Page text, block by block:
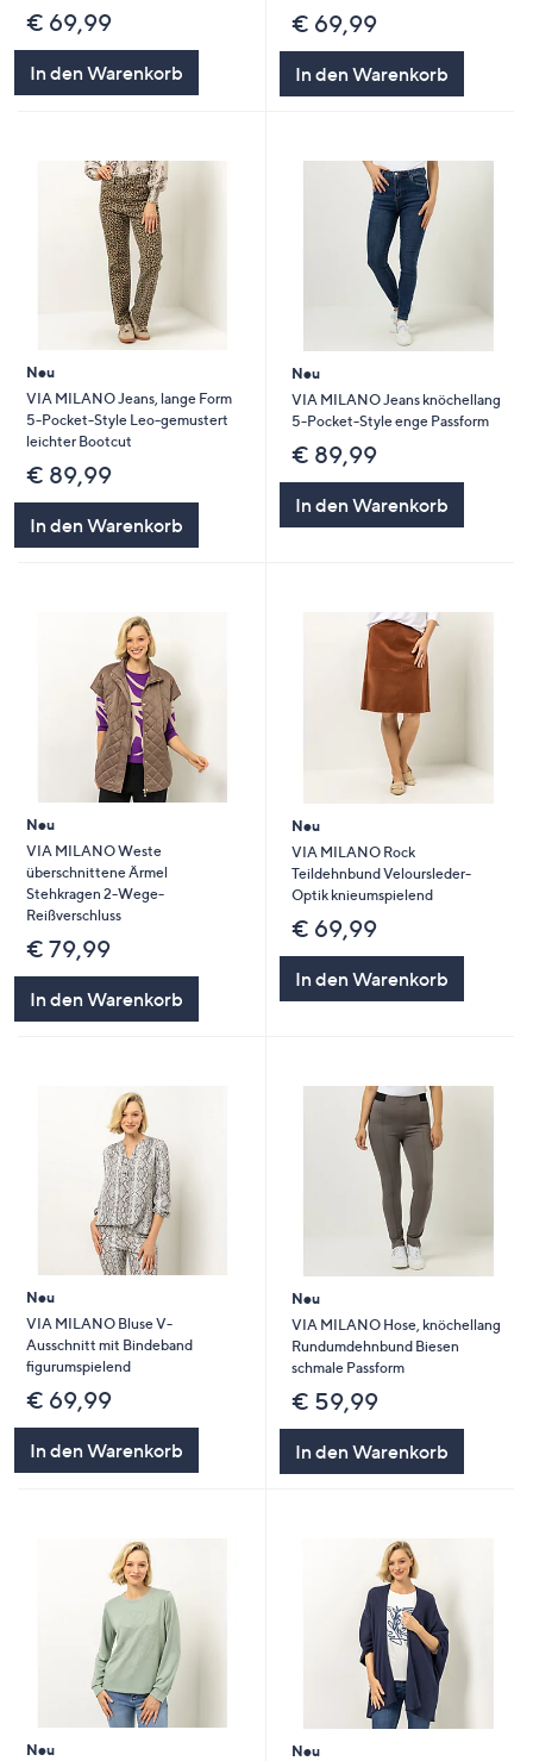
€ 69,99
In den Warenkorb
€ 69,99
In den Warenkorb
Neu
VIA MILANO Jeans, lange Form
5-Pocket-Style Leo-gemustert
leichter Bootcut
€ 89,99
In den Warenkorb
Neu
VIA MILANO Jeans knöchellang
5-Pocket-Style enge Passform
€ 89,99
In den Warenkorb
Neu
VIA MILANO Weste
überschnittene Ärmel
Stehkragen 2-Wege-
Reißverschluss
€ 79,99
In den Warenkorb
Neu
VIA MILANO Rock
Teildehnbund Veloursleder-
Optik knieumspielend
€ 69,99
In den Warenkorb
Neu
VIA MILANO Bluse V-
Ausschnitt mit Bindeband
figurumspielend
€ 69,99
In den Warenkorb
Neu
VIA MILANO Hose, knöchellang
Rundumdehnbund Biesen
schmale Passform
€ 59,99
In den Warenkorb
Neu
Neu